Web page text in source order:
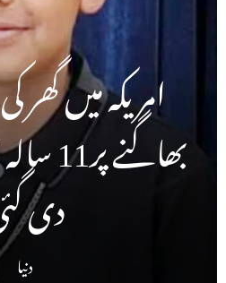
امریکہ میں
دی
دنیا